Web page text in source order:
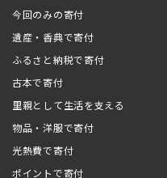
今回のみの寄付
遺産・香典で寄付
ふるさと納税で寄付
古本で寄付
里親として生活を支える
物品・洋服で寄付
光熱費で寄付
ポイントで寄付